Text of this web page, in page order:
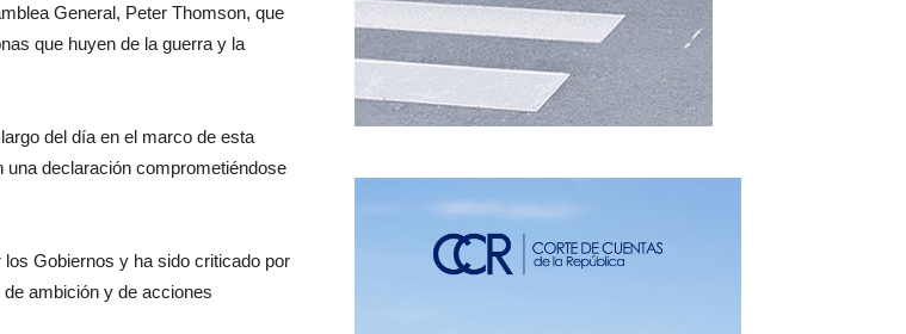
General, Peter Thomson, que
que huyen de la guerra y la
del día en el marco de esta
declaración comprometiéndose
Gobiernos y ha sido criticado por
ambición y de acciones